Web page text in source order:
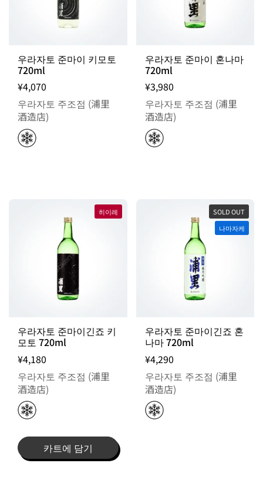
우라자토 준마이 키모토
720ml
¥4,070
우라자토 주조점 (浦里
酒造店)
우라자토 준마이 혼나마
720ml
¥3,980
우라자토 주조점 (浦里
酒造店)
우라자토 준마이긴죠 키
모토 720ml
¥4,180
우라자토 주조점 (浦里
酒造店)
카트에 담기
히이레
우라자토 준마이긴죠 혼
나마 720ml
¥4,290
우라자토 주조점 (浦里
酒造店)
SOLD OUT
나마자케